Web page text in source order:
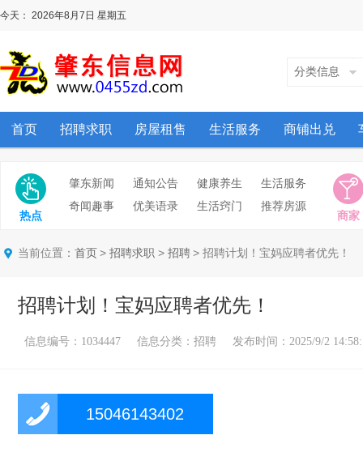
今天： 2026年8月7日 星期五
分类信息
首页 招聘求职 房屋租售 生活服务 商铺出兑
肇东新闻 通知公告 健康养生
生活服务
奇闻趣事
优美语录 生活窍门 推荐房源
热点 商家
当前位置： 首页 > 招聘求职 > 招聘 > 招聘计划！宝妈应聘者优先！
招聘计划！宝妈应聘者优先！
信息编号：1034447 信息分类：招聘 发布时间：2025/9/2
15046143402